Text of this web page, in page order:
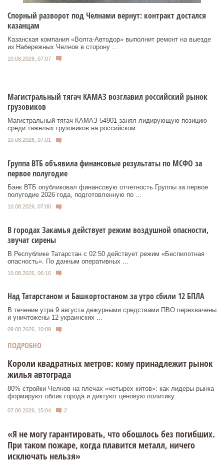
Спорный разворот под Челнами вернут: контракт достался
казанцам
Казанская компания «Волга‑Автодор» выполнит ремонт на выезде
из Набережных Челнов в сторону ...
10.08.2026, 07:07
Магистральный тягач КАМАЗ возглавил российский рынок
грузовиков
Магистральный тягач КАМАЗ-54901 занял лидирующую позицию
среди тяжелых грузовиков на российском ...
10.08.2026, 07:01
Группа ВТБ объявила финансовые результаты по МСФО за
первое полугодие
Банк ВТБ опубликовал финансовую отчетность Группы за первое
полугодие 2026 года, подготовленную по ...
10.08.2026, 07:00
В городах Закамья действует режим воздушной опасности,
звучат сирены
В Республике Татарстан с 02:50 действует режим «Беспилотная
опасность». По данным оперативных ...
10.08.2026, 06:16
Над Татарстаном и Башкортостаном за утро сбили 12 БПЛА
В течение утра 9 августа дежурными средствами ПВО перехвачены
и уничтожены 12 украинских ...
09.08.2026, 10:09
ПОДРОБНО
Короли квадратных метров: кому принадлежит рынок
жилья автограда
80% стройки Челнов на плечах «четырех китов»: как лидеры рынка
формируют облик города и диктуют ценовую политику.
07.08.2026, 15:04 2
«Я не могу гарантировать, что обошлось без погибших.
При таком пожаре, когда плавится металл, ничего
исключать нельзя»